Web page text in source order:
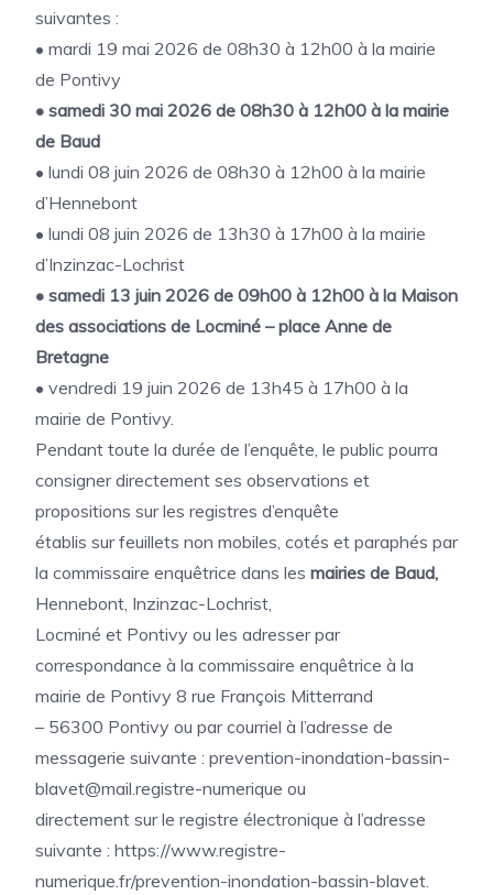
suivantes :
• mardi 19 mai 2026 de 08h30 à 12h00 à la mairie
de Pontivy
• samedi 30 mai 2026 de 08h30 à 12h00 à la mairie
de Baud
• lundi 08 juin 2026 de 08h30 à 12h00 à la mairie
d’Hennebont
• lundi 08 juin 2026 de 13h30 à 17h00 à la mairie
d’Inzinzac-Lochrist
• samedi 13 juin 2026 de 09h00 à 12h00 à la Maison
des associations de Locminé – place Anne de
Bretagne
• vendredi 19 juin 2026 de 13h45 à 17h00 à la
mairie de Pontivy.
Pendant toute la durée de l’enquête, le public pourra
consigner directement ses observations et
propositions sur les registres d’enquête
établis sur feuillets non mobiles, cotés et paraphés par
la commissaire enquêtrice dans les mairies de Baud,
Hennebont, Inzinzac-Lochrist,
Locminé et Pontivy ou les adresser par
correspondance à la commissaire enquêtrice à la
mairie de Pontivy 8 rue François Mitterrand
– 56300 Pontivy ou par courriel à l’adresse de
messagerie suivante : prevention-inondation-bassin-
blavet@mail.registre-numerique ou
directement sur le registre électronique à l’adresse
suivante : https://www.registre-
numerique.fr/prevention-inondation-bassin-blavet.